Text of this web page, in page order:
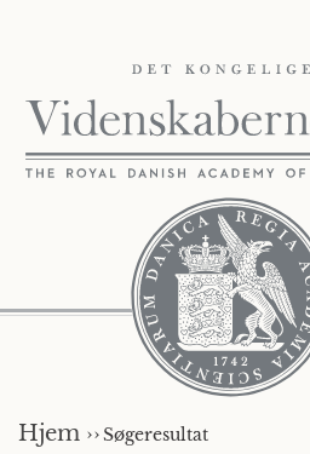
Hjem ››Søgeresultat